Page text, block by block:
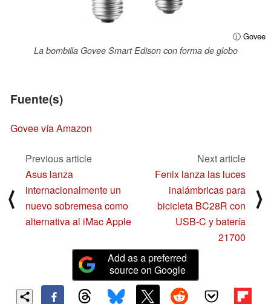
ⓘ Govee
La bombilla Govee Smart Edison con forma de globo
Fuente(s)
Govee vía Amazon
⟨
Previous article
Asus lanza
internacionalmente un
nuevo sobremesa como
alternativa al iMac Apple
Next article
Fenix lanza las luces
inalámbricas para
bicicleta BC28R con
USB-C y batería
21700
⟩
Add as a preferred
source on Google